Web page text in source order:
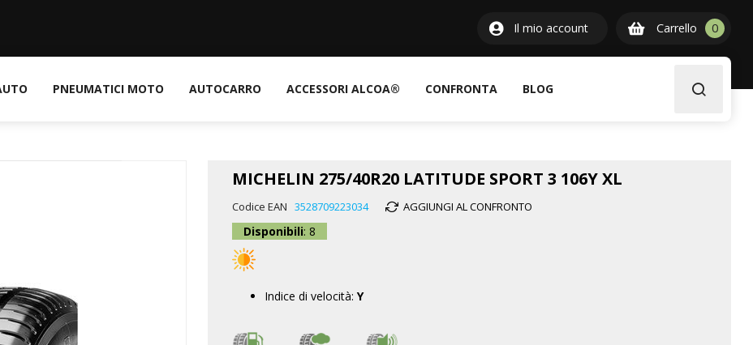
Il mio account Carrello 00
PNEUMATICI MOTO AUTOCARRO ACCESSORI ALCOA® CONFRONTA BLOG
MICHELIN 275/40R20 LATITUDE SPORT 3 106Y XL
Codice EAN 3528709223034 AGGIUNGI AL CONFRONTO
Disponibili: 8
Indice di velocità: Y